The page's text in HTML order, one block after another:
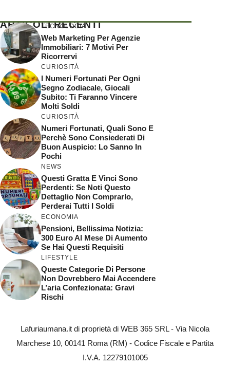
ARTICOLI RECENTI
TECNOLOGIA
Web Marketing Per Agenzie
Immobiliari: 7 Motivi Per
Ricorrervi
CURIOSITÀ
I Numeri Fortunati Per Ogni
Segno Zodiacale, Giocali
Subito: Ti Faranno Vincere
Molti Soldi
CURIOSITÀ
Numeri Fortunati, Quali Sono E
Perchè Sono Consiederati Di
Buon Auspicio: Lo Sanno In
Pochi
NEWS
Questi Gratta E Vinci Sono
Perdenti: Se Noti Questo
Dettaglio Non Comprarlo,
Perderai Tutti I Soldi
ECONOMIA
Pensioni, Bellissima Notizia:
300 Euro Al Mese Di Aumento
Se Hai Questi Requisiti
LIFESTYLE
Queste Categorie Di Persone
Non Dovrebbero Mai Accendere
L’aria Confezionata: Gravi
Rischi
Lafuriaumana.it di proprietà di WEB 365 SRL - Via Nicola
Marchese 10, 00141 Roma (RM) - Codice Fiscale e Partita
I.V.A. 12279101005